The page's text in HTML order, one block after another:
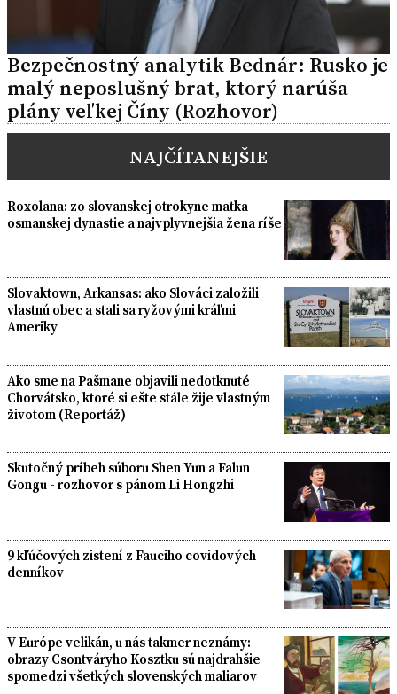
Bezpečnostný analytik Bednár: Rusko je
malý neposlušný brat, ktorý narúša
plány veľkej Číny (Rozhovor)
NAJČÍTANEJŠIE
Roxolana: zo slovanskej otrokyne matka
osmanskej dynastie a najvplyvnejšia žena ríše
Slovaktown, Arkansas: ako Slováci založili
vlastnú obec a stali sa ryžovými kráľmi
Ameriky
Ako sme na Pašmane objavili nedotknuté
Chorvátsko, ktoré si ešte stále žije vlastným
životom (Reportáž)
Skutočný príbeh súboru Shen Yun a Falun
Gongu - rozhovor s pánom Li Hongzhi
9 kľúčových zistení z Fauciho covidových
denníkov
V Európe velikán, u nás takmer neznámy:
obrazy Csontváryho Kosztku sú najdrahšie
spomedzi všetkých slovenských maliarov